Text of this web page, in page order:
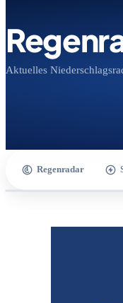
Aktuelles
Regenradar